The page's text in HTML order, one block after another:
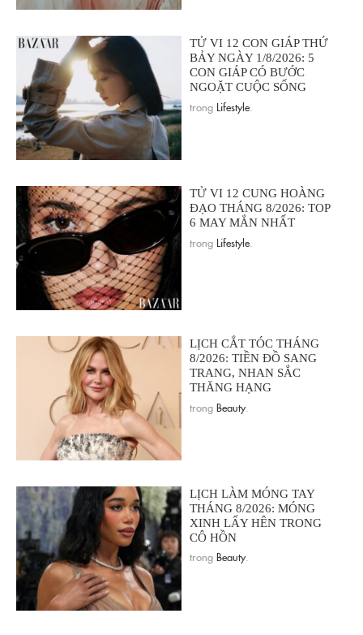
TỬ VI 12 CON GIÁP THỨ
BẢY NGÀY 1/8/2026: 5
CON GIÁP CÓ BƯỚC
NGOẶT CUỘC SỐNG
trong Lifestyle
TỬ VI 12 CUNG HOÀNG
ĐẠO THÁNG 8/2026: TOP
6 MAY MẮN NHẤT
trong Lifestyle
LỊCH CẮT TÓC THÁNG
8/2026: TIỀN ĐỒ SANG
TRANG, NHAN SẮC
THĂNG HẠNG
trong Beauty.
LỊCH LÀM MÓNG TAY
THÁNG 8/2026: MÓNG
XINH LẤY HÊN TRONG
CÔ HỒN
trong Beauty.